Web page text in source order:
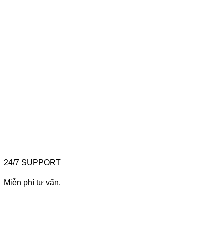
24/7 SUPPORT
Miễn phí tư vấn.